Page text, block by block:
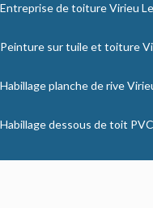
Entreprise de toiture Virieu
Peinture sur tuile et toiture
Habillage planche de rive
Habillage dessous de toit